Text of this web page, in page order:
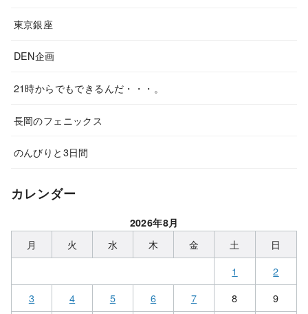
東京銀座
DEN企画
21時からでもできるんだ・・・。
長岡のフェニックス
のんびりと3日間
カレンダー
2026年8月
月 火 水 木 金 土
日
1
2
3
4 5 6 7 8
9